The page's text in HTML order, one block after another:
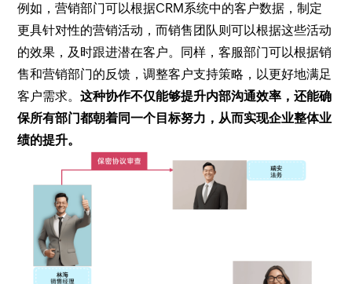
例如，营销部门可以根据CRM系统中的客户数据，制定
更具针对性的营销活动，而销售团队则可以根据这些活动
的效果，及时跟进潜在客户。同样，客服部门可以根据销
售和营销部门的反馈，调整客户支持策略，以更好地满足
客户需求。这种协作不仅能够提升内部沟通效率，还能确
保所有部门都朝着同一个目标努力，从而实现企业整体业
绩的提升。